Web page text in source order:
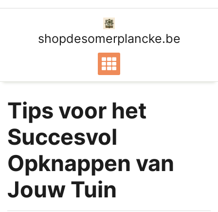
shopdesomerplancke.be
Tips voor het
Succesvol
Opknappen van
Jouw Tuin